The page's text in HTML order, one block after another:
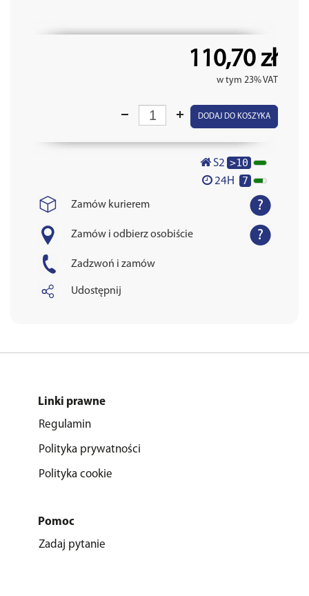
110,70 zł
w tym 23% VAT
DODAJ DO KOSZYKA
S2 >10
24H 7
Zamów kurierem
Zamów i odbierz osobiście
Zadzwoń i zamów
Udostępnij
Linki prawne
Regulamin
Polityka prywatności
Polityka cookie
Pomoc
Zadaj pytanie